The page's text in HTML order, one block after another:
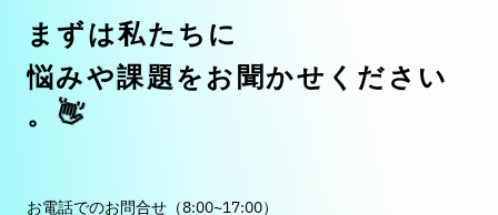
まずは私た ち に
悩みや課題を お 聞 かせ く だ さ い
。 👋
お電話でのお問合せ（8:00~17:00）